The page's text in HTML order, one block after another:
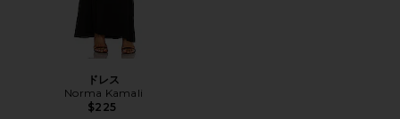
ドレス
Norma Kamali
$225